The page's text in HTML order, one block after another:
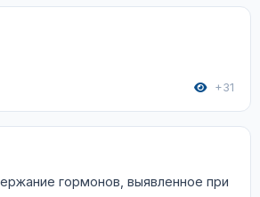
+31
гормонов, выявленное при